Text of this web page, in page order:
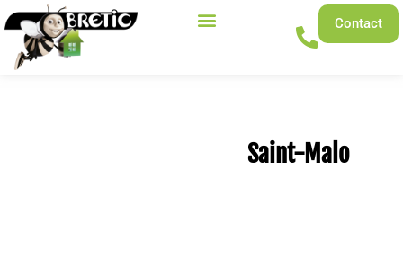
Contact
Saint-Malo